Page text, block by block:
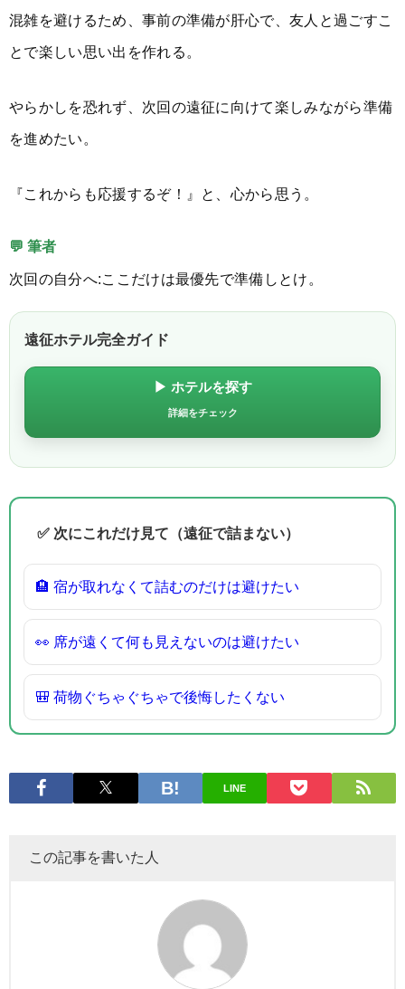
混雑を避けるため、事前の準備が肝心で、友人と過ごすこ
とで楽しい思い出を作れる。
やらかしを恐れず、次回の遠征に向けて楽しみながら準備
を進めたい。
『これからも応援するぞ！』と、心から思う。
💬 筆者
次回の自分へ:ここだけは最優先で準備しとけ。
遠征ホテル完全ガイド
▶ ホテルを探す
詳細をチェック
✅ 次にこれだけ見て（遠征で詰まない）
🏨 宿が取れなくて詰むのだけは避けたい
👀 席が遠くて何も見えないのは避けたい
🎒 荷物ぐちゃぐちゃで後悔したくない
LINE
この記事を書いた人